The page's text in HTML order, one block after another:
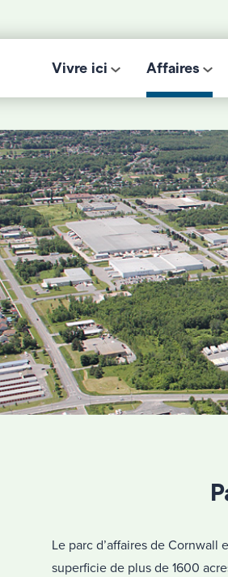
Vivre ici Affaires
Le parc d’affaires de
superficie de plus de 1600